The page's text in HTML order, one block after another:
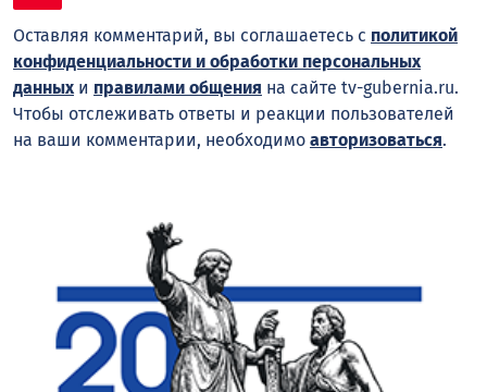
Оставляя комментарий, вы соглашаетесь с политикой
конфиденциальности и обработки персональных
данныхи правилами общения на сайте tv-gubernia.ru.
Чтобы отслеживать ответы и реакции пользователей
на ваши комментарии, необходимо авторизоваться.